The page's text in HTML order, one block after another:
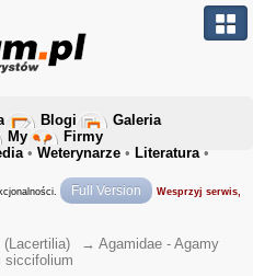
Blogi
Galeria
My
Firmy
• Weterynarze • Literatura•
Full Version Wesprzyj serwis,
→ Agamidae - Agamy
siccifolium